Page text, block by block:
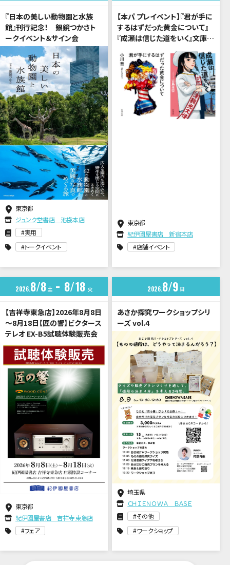
『日本の美しい動物園と水族
館』刊行記念！ 銀鏡つかさト
ークイベント＆サイン会
東京都
ジュンク堂書店 池袋本店
実用
トークイベント
【本パ プレイベント】『君が手に
するはずだった黄金について』
『成瀬は信じた道をいく』文庫化
記念 小川哲×宮島未奈 トー
クイベント
東京都
紀伊國屋書店 新宿本店
店舗イベント
20268 8 土 8 18 火
【吉祥寺東急店】2026年8月8日
～8月18日【匠の響】ビクタース
テレオ EX-B5試聴体験販売会
東京都
紀伊國屋書店 吉祥寺東急店
フェア
20268 9 日
あさか探究ワークショップシリ
ーズ vol.4
埼玉県
ＣＨＩＥＮＯＷＡ ＢＡＳＥ
その他
ワークショップ